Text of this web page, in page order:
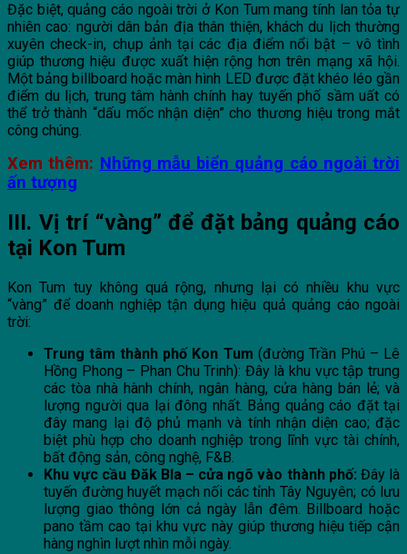
Đặc biệt, quảng cáo ngoài trời ở Kon Tum mang tính lan tỏa tự
nhiên cao: người dân bản địa thân thiện, khách du lịch thường
xuyên check-in, chụp ảnh tại các địa điểm nổi bật – vô tình
giúp thương hiệu được xuất hiện rộng hơn trên mạng xã hội.
Một bảng billboard hoặc màn hình LED được đặt khéo léo gần
điểm du lịch, trung tâm hành chính hay tuyến phố sầm uất có
thể trở thành “dấu mốc nhận diện” cho thương hiệu trong mắt
công chúng.
Xem thêm: Những mẫu biển quảng cáo ngoài trời
ấn tượng
III. Vị trí “vàng” để đặt bảng quảng cáo
tại Kon Tum
Kon Tum tuy không quá rộng, nhưng lại có nhiều khu vực
“vàng” để doanh nghiệp tận dụng hiệu quả quảng cáo ngoài
trời:
Trung tâm thành phố Kon Tum (đường Trần Phú – Lê
Hồng Phong – Phan Chu Trinh): Đây là khu vực tập trung
các tòa nhà hành chính, ngân hàng, cửa hàng bán lẻ; và
lượng người qua lại đông nhất. Bảng quảng cáo đặt tại
đây mang lại độ phủ mạnh và tính nhận diện cao; đặc
biệt phù hợp cho doanh nghiệp trong lĩnh vực tài chính,
bất động sản, công nghệ, F&B.
Khu vực cầu Đăk Bla – cửa ngõ vào thành phố: Đây là
tuyến đường huyết mạch nối các tỉnh Tây Nguyên; có lưu
lượng giao thông lớn cả ngày lẫn đêm. Billboard hoặc
pano tầm cao tại khu vực này giúp thương hiệu tiếp cận
hàng nghìn lượt nhìn mỗi ngày.